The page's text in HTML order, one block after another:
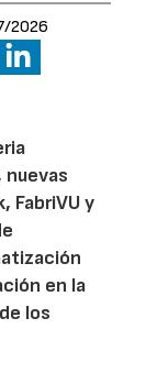
2026
nuevas
FabriVU y
en la
los